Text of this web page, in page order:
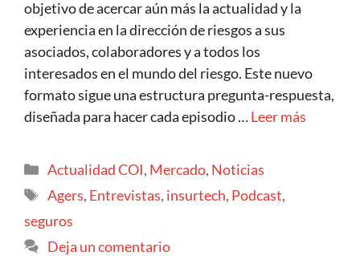
objetivo de acercar aún más la actualidad y la
experiencia en la dirección de riesgos a sus
asociados, colaboradores y a todos los
interesados en el mundo del riesgo. Este nuevo
formato sigue una estructura pregunta-respuesta,
diseñada para hacer cada episodio …Leer más
Actualidad COI, Mercado, Noticias
Agers, Entrevistas, insurtech, Podcast,
seguros
Deja un comentario